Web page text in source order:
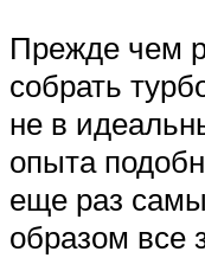
Прежде чем
собрать
не в
опыта
еще раз
образом все